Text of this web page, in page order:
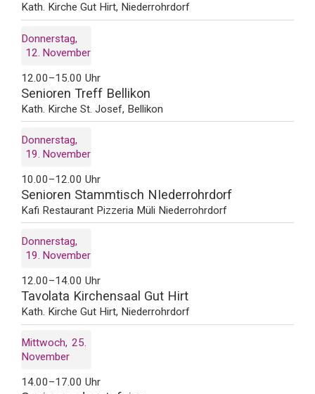
Kath. Kirche Gut Hirt, Niederrohrdorf
Donnerstag
12 November
12.00–15.00 Uhr
Senioren Treff Bellikon
Kath. Kirche St. Josef, Bellikon
Donnerstag
19 November
10.00–12.00 Uhr
Senioren Stammtisch NIederrohrdorf
Kafi Restaurant Pizzeria Müli Niederrohrdorf
Donnerstag
19 November
12.00–14.00 Uhr
Tavolata Kirchensaal Gut Hirt
Kath. Kirche Gut Hirt, Niederrohrdorf
Mittwoch 25
November
14.00–17.00 Uhr